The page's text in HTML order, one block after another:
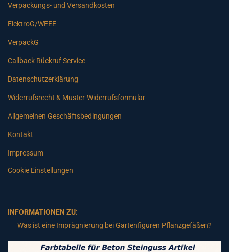
Verpackungs- und Versandkosten
ElektroG/WEEE
VerpackG
Callback Rückruf Service
Datenschutzerklärung
Widerrufsrecht & Muster-Widerrufsformular
Allgemeinen Geschäftsbedingungen
Kontakt
Impressum
Cookie Einstellungen
INFORMATIONEN ZU:
Was ist eine Imprägnierung bei Gartenfiguren Pflanzgefäßen?